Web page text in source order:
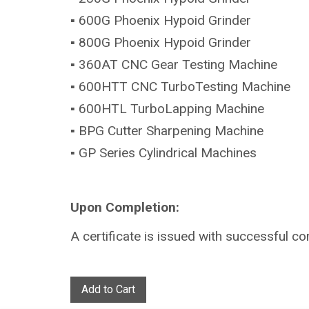
▪ 600G Phoenix Hypoid Grinder
▪ 800G Phoenix Hypoid Grinder
▪ 360AT CNC Gear Testing Machine
▪ 600HTT CNC TurboTesting Machine
▪ 600HTL TurboLapping Machine
▪ BPG Cutter Sharpening Machine
▪ GP Series Cylindrical Machines
Upon Completion:
A certificate is issued with successful
Add to Cart